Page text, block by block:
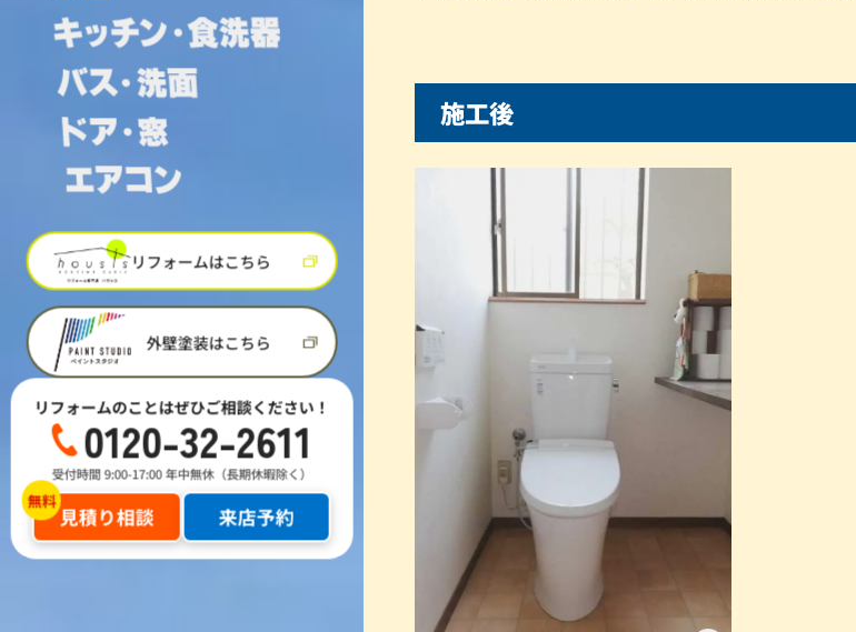
リフォームはこちら
外壁塗装はこちら
リフォームのことはぜひご相談ください！
0120-32-2611
受付時間 9:00-17:00 年中無休（長期休暇除く）
見積り相談 来店予約
施工後